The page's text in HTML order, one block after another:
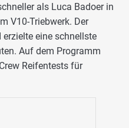
als Luca Badoer in
V10-Triebwerk. Der
eine schnellste
Auf dem Programm
Reifentests für